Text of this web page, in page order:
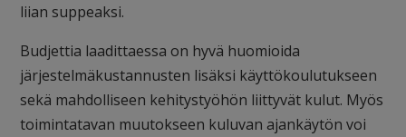
liian suppeaksi.
Budjettia laadittaessa on hyvä huomioida
järjestelmäkustannusten lisäksi käyttökoulutukseen
sekä mahdolliseen kehitystyöhön liittyvät kulut. Myös
toimintatavan muutokseen kuluvan ajankäytön voi